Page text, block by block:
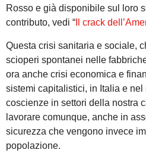
Rosso e già disponibile sul loro
contributo, vedi “ Il crack
Questa crisi sanitaria e sociale,
scioperi spontanei nelle
ora anche crisi economica e
sistemi capitalistici, in Italia e
coscienze in settori della nostra
lavorare comunque, anche in
sicurezza che vengono invece
popolazione.